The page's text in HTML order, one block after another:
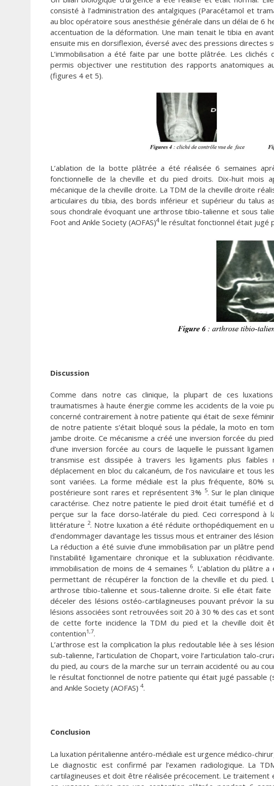
consisté à l’administration des antalgiques (Paracétamol et
au bloc opératoire sous anesthésie générale dans un délai de 6
accentuation de la déformation. Une main tenait le tibia en
ensuite mis en dorsiflexion, éversé avec des pressions directes
L’immobilisation a été faite par une botte plâtrée. Les
permis objectiver une restitution des rapports anatomiques
(figures 4 et 5).
L’ablation de la botte plâtrée a été réalisée 6 semaines
fonctionnelle de la cheville et du pied droits. Dix-huit mois
mécanique de la cheville droite. La TDM de la cheville droite
articulaires du tibia, des bords inférieur et supérieur du talus
sous chondrale évoquant une arthrose tibio-talienne et sous
Foot and Ankle Society (AOFAS)4le résultat fonctionnel était jugé
Discussion
Comme dans notre cas clinique, la plupart de ces
traumatismes à haute énergie comme les accidents de la voie
concerné contrairement à notre patiente qui était de sexe
de notre patiente s’était bloqué sous la pédale, la moto en
jambe droite. Ce mécanisme a créé une inversion forcée du
d’une inversion forcée au cours de laquelle le puissant
transmise est dissipée à travers les ligaments plus faibles
déplacement en bloc du calcanéum, de l’os naviculaire et tous
sont variées. La forme médiale est la plus fréquente, 80%
postérieure sont rares et représentent 3% 5. Sur le plan
caractérise. Chez notre patiente le pied droit était tuméfié et
perçue sur la face dorso-latérale du pied. Ceci correspond
littérature 2. Notre luxation a été réduite orthopédiquement en
d’endommager davantage les tissus mous et entrainer des
La réduction a été suivie d’une immobilisation par un plâtre
l’instabilité ligamentaire chronique et la subluxation
immobilisation de moins de 4 semaines 6. L’ablation du plâtre
permettant de récupérer la fonction de la cheville et du pied.
arthrose tibio-talienne et sous-talienne droite. Si elle était
déceler des lésions ostéo-cartilagineuses pouvant prévoir la
lésions associées sont retrouvées soit 20 à 30 % des cas et
de cette forte incidence la TDM du pied et la cheville doit
contention1,7.
L’arthrose est la complication la plus redoutable liée à ses
sub-talienne, l’articulation de Chopart, voire l’articulation talo-
du pied, au cours de la marche sur un terrain accidenté ou au
le résultat fonctionnel de notre patiente qui était jugé passable
and Ankle Society (AOFAS) 4.
Conclusion
La luxation péritalienne antéro-médiale est urgence médico-
Le diagnostic est confirmé par l’examen radiologique. La
cartilagineuses et doit être réalisée précocement. Le